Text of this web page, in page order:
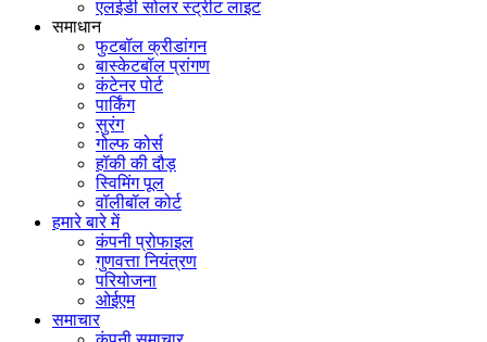
एलईडी सोलर स्ट्रीट लाइट
समाधान
फुटबॉल क्रीडांगन
बास्केटबॉल प्रांगण
कंटेनर पोर्ट
पार्किंग
सुरंग
गोल्फ कोर्स
हॉकी की दौड़
स्विमिंग पूल
वॉलीबॉल कोर्ट
हमारे बारे में
कंपनी प्रोफाइल
गुणवत्ता नियंत्रण
परियोजना
ओईएम
समाचार